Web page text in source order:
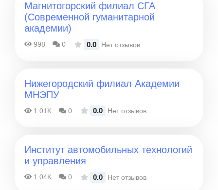
Магнитогорский филиал СГА
(Современной гуманитарной
академии)
998 0 0.0 Нет отзывов
Нижегородский филиал Академии
МНЭПУ
1.01K 0 0.0 Нет отзывов
Институт автомобильных технологий
и управления
1.04K 0 0.0 Нет отзывов